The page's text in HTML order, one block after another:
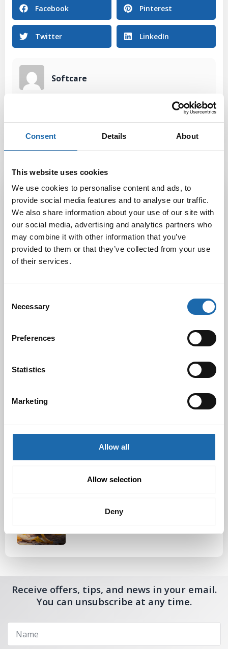
Consent Details About
This website uses cookies
We use cookies to personalise content and ads, to
provide social media features and to analyse our traffic.
We also share information about your use of our site with
our social media, advertising and analytics partners who
may combine it with other information that you’ve
provided to them or that they’ve collected from your use
of their services.
Selection
Necessary
Preferences
Statistics
Marketing
Allow all
Allow selection
Deny
Facebook Pinterest
Twitter LinkedIn
Softcare
Latest Post
Black Friday & cyber Monday 2025!
28.11.2025
10.03.2025
Nahkakalusteiden hoito Softcare aineilla
30.10.2024
Receive offers, tips, and news in your email.
You can unsubscribe at any time.